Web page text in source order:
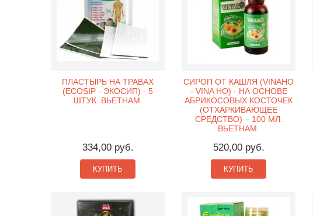
ПЛАСТЫРЬ НА ТРАВАХ
(ECOSIP - ЭКОСИП) - 5
ШТУК. ВЬЕТНАМ.
334,00 руб.
КУПИТЬ
СИРОП ОТ КАШЛЯ (VINAHO
- VINA HO) - НА ОСНОВЕ
АБРИКОСОВЫХ КОСТОЧЕК
(ОТХАРКИВАЮЩЕЕ
СРЕДСТВО) – 100 МЛ.
ВЬЕТНАМ.
520,00 руб.
КУПИТЬ